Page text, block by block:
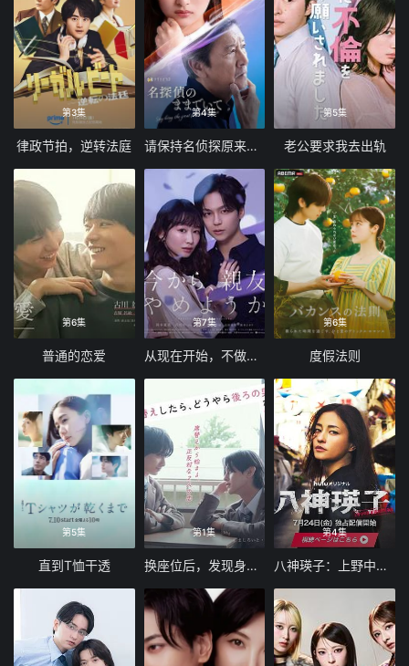
第3集
律政节拍，逆转法庭
第4集
请保持名侦探原来的样子
第5集
老公要求我去出轨
第6集
普通的恋爱
第7集
从现在开始，不做朋友了吧
第6集
度假法则
第5集
直到T恤干透
第1集
换座位后，发现身后的男生好像喜欢我
第4集
八神瑛子：上野中央署组织犯罪对策课